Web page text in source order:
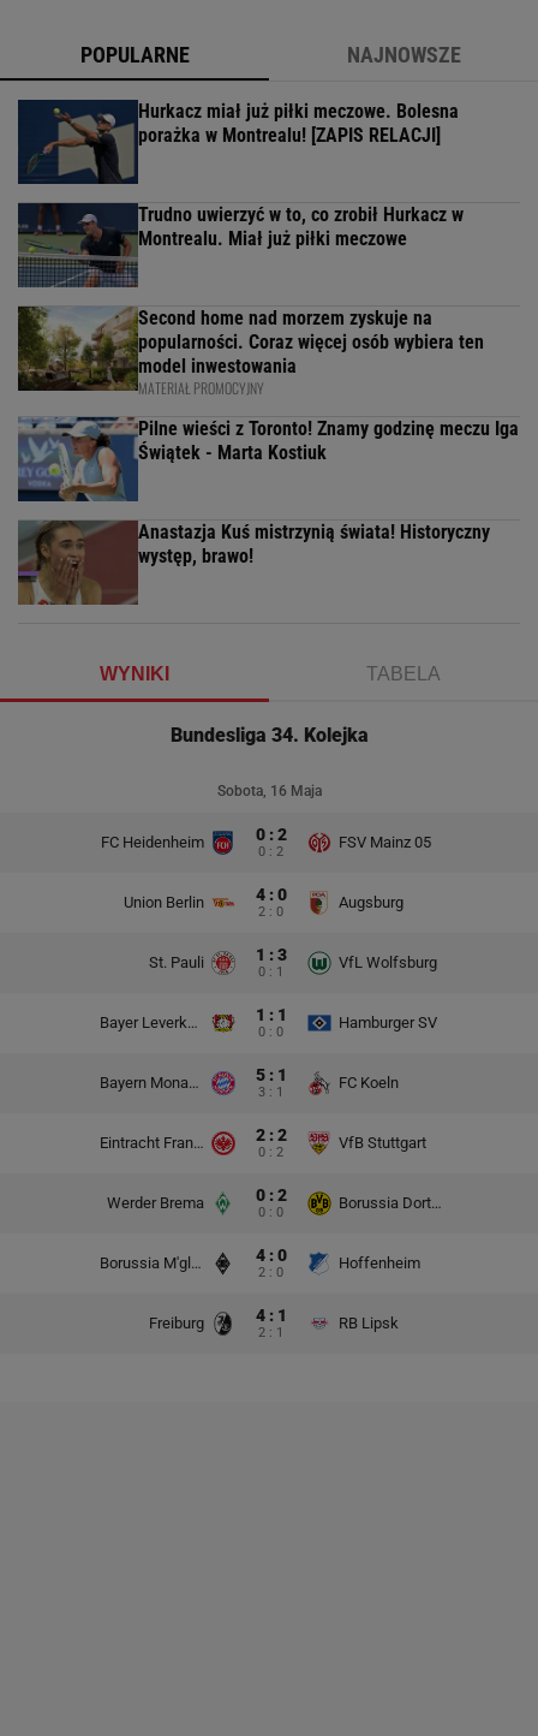
POPULARNE NAJNOWSZE
Hurkacz miał już piłki meczowe. Bolesna
porażka w Montrealu! [ZAPIS RELACJI]
Trudno uwierzyć w to, co zrobił Hurkacz w
Montrealu. Miał już piłki meczowe
Second home nad morzem zyskuje na
popularności. Coraz więcej osób wybiera ten
model inwestowania
MATERIAŁ PROMOCYJNY
Pilne wieści z Toronto! Znamy godzinę meczu Iga
Świątek - Marta Kostiuk
Anastazja Kuś mistrzynią świata! Historyczny
występ, brawo!
WYNIKI TABELA
Bundesliga 34. Kolejka
Sobota, 16 Maja
FC Heidenheim 0 : 2
0 : 2
FSV Mainz 05
Union Berlin 4 : 0
2 : 0
Augsburg
St. Pauli 1 : 3
0 : 1
VfL Wolfsburg
Bayer Leverkusen 1 : 1
0 : 0
Hamburger SV
Bayern Monachium 5 : 1
3 : 1
FC Koeln
Eintracht Frankfurt 2 : 2
0 : 2
VfB Stuttgart
Werder Brema 0 : 2
0 : 0
Borussia Dortmund
Borussia M'gladbach 4 : 0
2 : 0
Hoffenheim
Freiburg 4 : 1
2 : 1
RB Lipsk